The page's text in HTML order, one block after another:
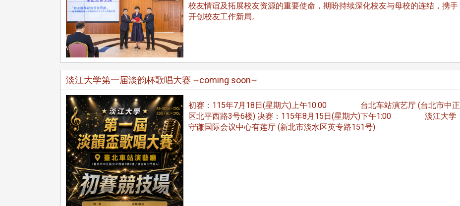
校友情谊及拓展校友资源的重要使命，期盼持续深化校友与母校的连结，携手
开创校友工作新局。
淡江大学第一届淡韵杯歌唱大赛 ~coming soon~
初赛：115年7月18日(星期六)上午10:00 台北车站演艺厅 (台北市中正
区北平西路3号6楼) 决赛：115年8月15日(星期六)下午1:00 淡江大学
守谦国际会议中心有莲厅 (新北市淡水区英专路151号)
校友会于115年6月10日(三)
日(二)，27名校友夥伴一同前
台北市校友会于6月6日(六)举办
「新店瑠公圳知性健行活动」，在
姐的精 ...
(三)举办拜会台中市政府活动。参
校友会活动 (系
系友会第3届第4次理监事
3 版 校友会活动 (系
所、其他)
风保系友会兰阳探梅漫游 齐聚
共谱初夏欢乐乐章
3 版 校友会活动 (系
3 版 校友会活动 (系